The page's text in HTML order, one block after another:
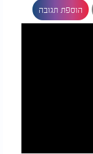
הוספת תגובה